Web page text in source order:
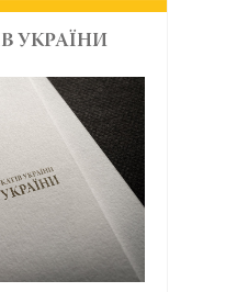
УКРАЇНИ